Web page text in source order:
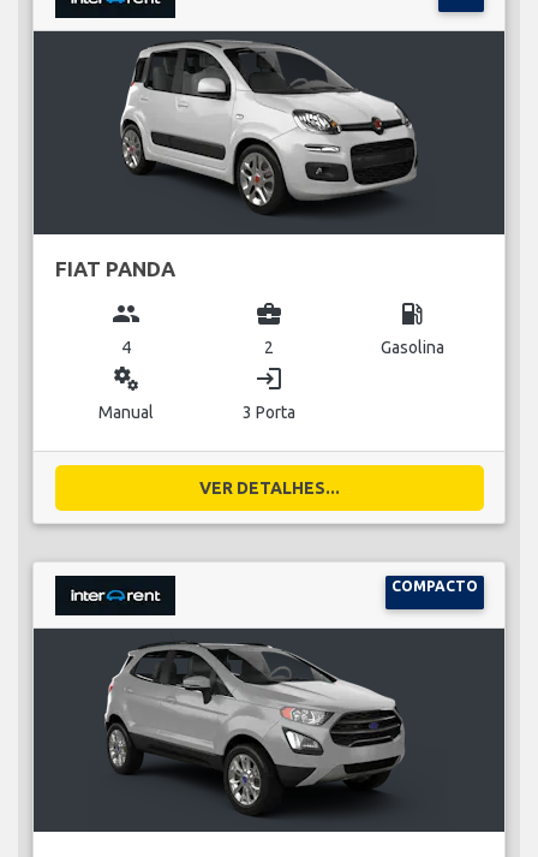
FIAT PANDA
group
4
business_center
2
local_gas_station
Gasolina
miscellaneous_services
Manual
login
3 Porta
VER DETALHES...
COMPACTO